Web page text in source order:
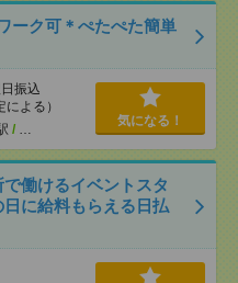
ーク可＊ぺたぺた簡単
振込
よる）
/ …
気になる！
働けるイベントスタ
に給料もらえる日払